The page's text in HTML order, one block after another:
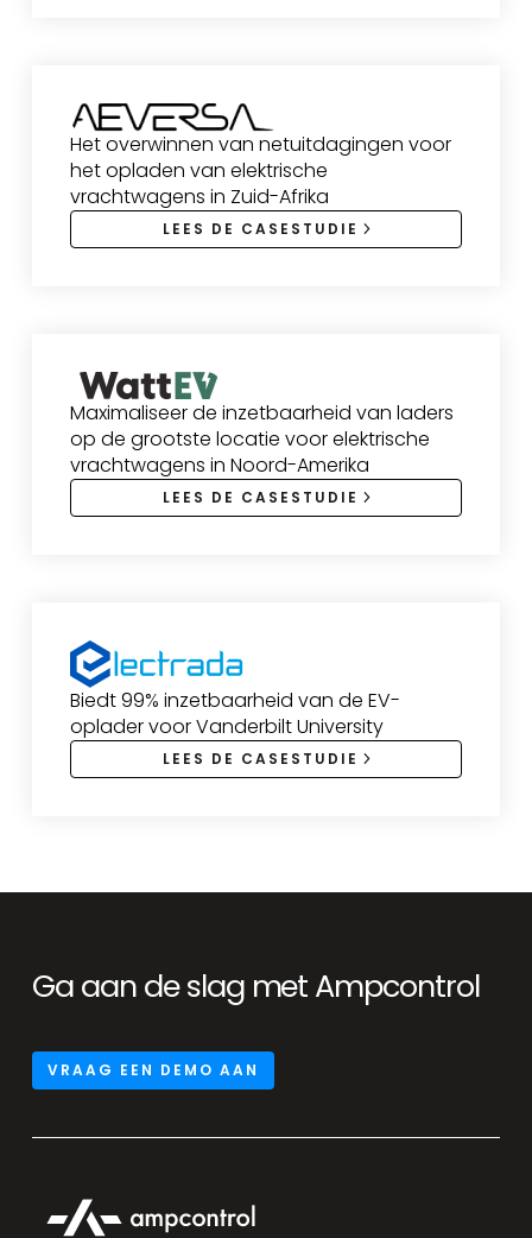
Het overwinnen van netuitdagingen voor
het opladen van elektrische
vrachtwagens in Zuid-Afrika
LEES DE CASESTUDIE
Maximaliseer de inzetbaarheid van laders
op de grootste locatie voor elektrische
vrachtwagens in Noord-Amerika
LEES DE CASESTUDIE
Biedt 99% inzetbaarheid van de EV-
oplader voor Vanderbilt University
LEES DE CASESTUDIE
Ga aan de slag met Ampcontrol
VRAAG EEN DEMO AAN